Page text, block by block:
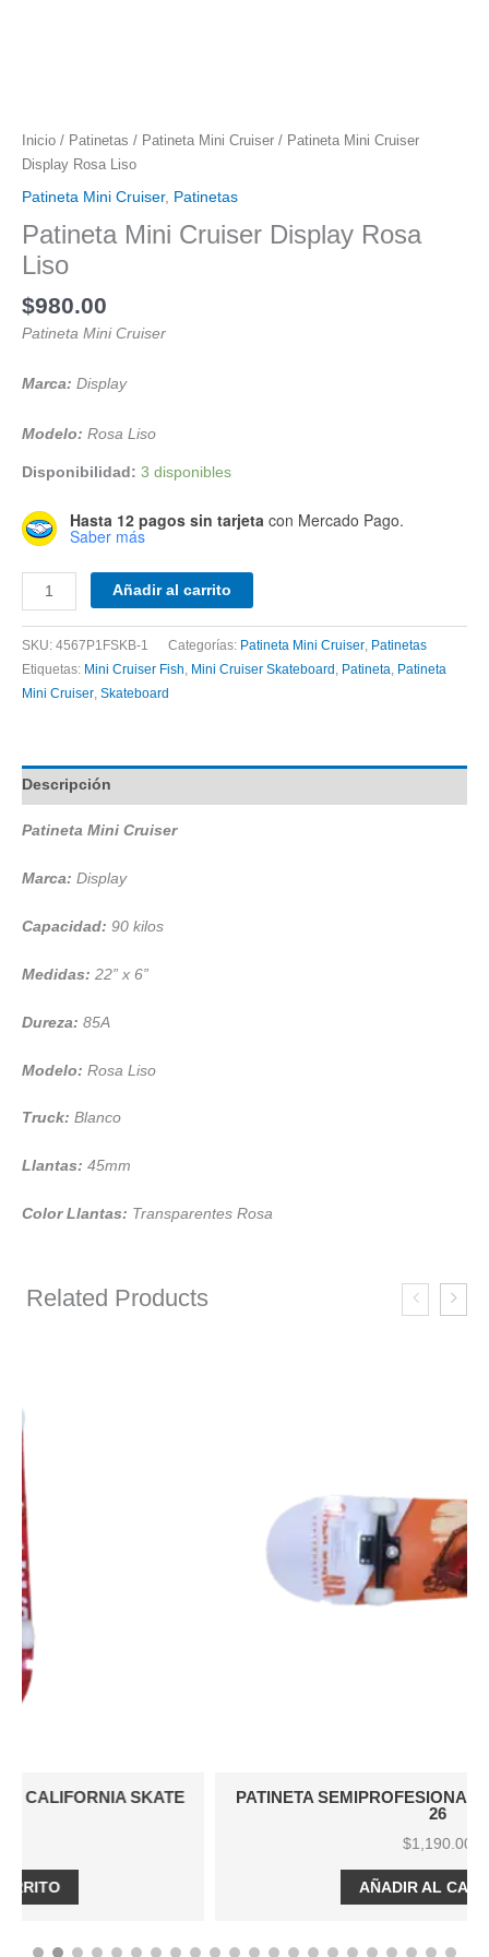
Inicio / Patinetas / Patineta Mini Cruiser / Patineta Mini Cruiser
Display Rosa Liso
Patineta Mini Cruiser, Patinetas
Patineta Mini Cruiser Display Rosa
Liso
$980.00
Patineta Mini Cruiser
Marca: Display
Modelo: Rosa Liso
Disponibilidad: 3 disponibles
Hasta 12 pagos sin tarjeta con Mercado Pago.
Saber más
Patineta
Mini
Cruiser
Display
Rosa
Liso
Añadir al carrito
SKU: 4567P1FSKB-1 Categorías: Patineta Mini Cruiser, Patinetas
Etiquetas: Mini Cruiser Fish, Mini Cruiser Skateboard , Patineta, Patineta
Mini Cruiser, Skateboard
Descripción
Patineta Mini Cruiser
Marca: Display
Capacidad: 90 kilos
Medidas: 22” x 6”
Dureza: 85A
Modelo: Rosa Liso
Truck: Blanco
Llantas: 45mm
Color Llantas: Transparentes Rosa
Related Products
PATINETA SEMIPROFESIONAL CALIFORNIA SKATE